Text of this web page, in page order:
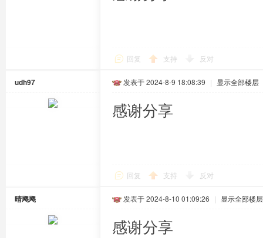
回复 支持 反对
udh97 发表于 2024-8-9 18:08:39 | 显示全部楼层
感谢分享
回复 支持 反对
晴飔飔 发表于 2024-8-10 01:09:26 | 显示全部楼层
感谢分享